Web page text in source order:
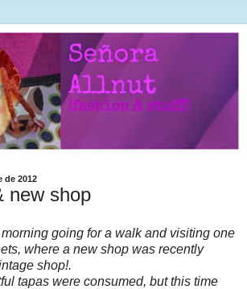
de 2012
new shop
going for a walk and visiting one
where a new shop was recently
shop!.
tapas were consumed, but this time